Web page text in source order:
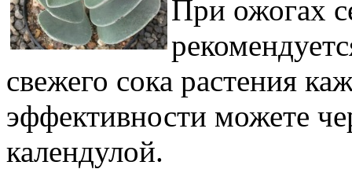
При ожогах
свежего сока растения
эффективности можете
календулой.